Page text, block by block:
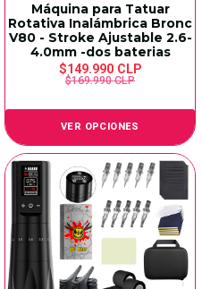
Máquina para Tatuar
Rotativa Inalámbrica Bronc
V80 - Stroke Ajustable 2.6-
4.0mm -dos baterias
$149.990 CLP
$169.990 CLP
VER OPCIONES